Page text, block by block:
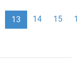
13 14 15